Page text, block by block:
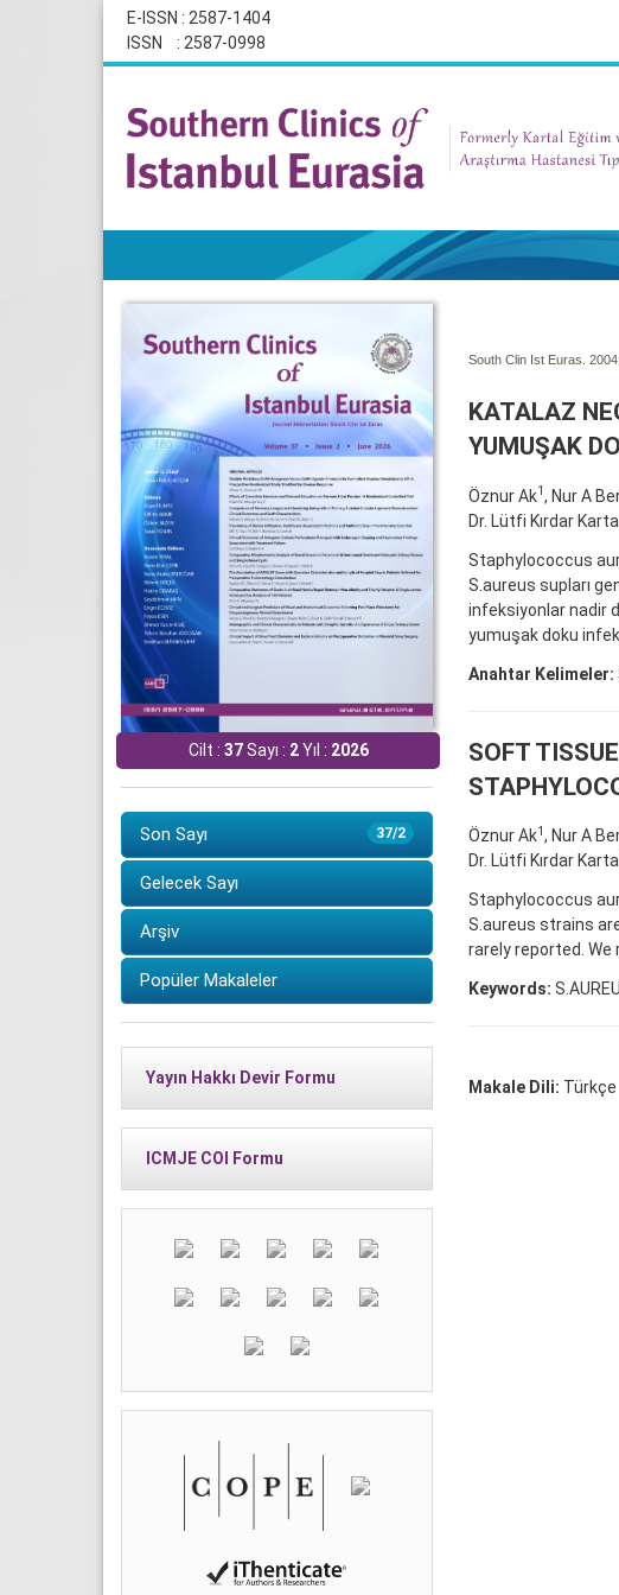
E-ISSN : 2587-1404
ISSN : 2587-0998
Cilt : 37Sayı : 2Yıl : 2026
37/2
Son Sayı
Gelecek Sayı
Arşiv
Popüler Makaleler
Yayın Hakkı Devir Formu
ICMJE COI Formu
South Clin Ist Euras.
KATALAZ
YUMUŞAK
Öznur Ak1 , Nur A
Dr. Lütfi Kırdar
Staphylococcus
S.aureus supları
infeksiyonlar nadir
yumuşak doku
Anahtar Kelimeler:
SOFT
Öznur Ak1, Nur A
Dr. Lütfi Kırdar
Staphylococcus
S.aureus strains
rarely reported.
Keywords:
Makale Dili: Türkçe